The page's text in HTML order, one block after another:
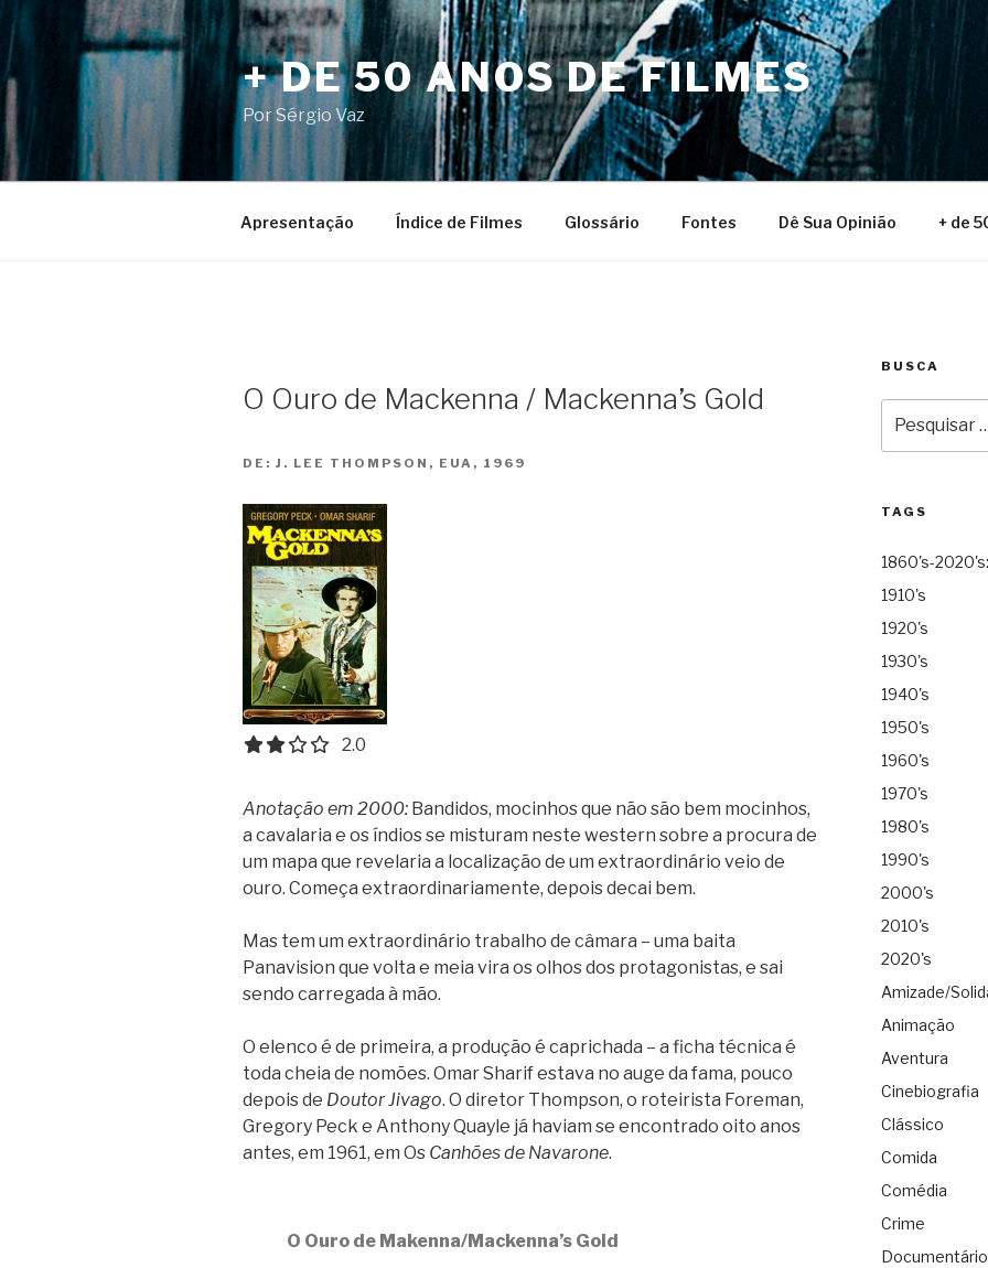
para
o
conteúdo
+ DE 50 ANOS DE FILMES
Por Sérgio Vaz
Apresentação Índice de Filmes Glossário Fontes Dê Sua Opinião + de
O Ouro de Mackenna / Mackenna’s Gold
DE: J. LEE THOMPSON, EUA, 1969
2.0 out of 5.0 stars
2.0
Anotação em 2000: Bandidos, mocinhos que não são bem mocinhos,
a cavalaria e os índios se misturam neste western sobre a procura de
um mapa que revelaria a localização de um extraordinário veio de
ouro. Começa extraordinariamente, depois decai bem.
Mas tem um extraordinário trabalho de câmara – uma baita
Panavision que volta e meia vira os olhos dos protagonistas, e sai
sendo carregada à mão.
O elenco é de primeira, a produção é caprichada – a ficha técnica é
toda cheia de nomões. Omar Sharif estava no auge da fama, pouco
depois de Doutor Jivago. O diretor Thompson, o roteirista Foreman,
Gregory Peck e Anthony Quayle já haviam se encontrado oito anos
antes, em 1961, em Os Canhões de Navarone.
O Ouro de Makenna/Mackenna’s Gold
BUSCA
por:
TAGS
1860's-
1910's
1920's
1930's
1940's
1950's
1960's
1970's
1980's
1990's
2000's
2010's
2020's
Amizade/
Animação
Aventura
Cinebiografia
Clássico
Comida
Comédia
Crime
Documentário